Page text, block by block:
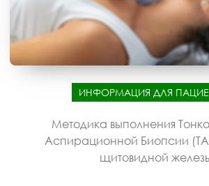
ИНФОРМАЦИЯ ДЛЯ
Методика выполнения
Аспирационной Биопсии
щитовидной